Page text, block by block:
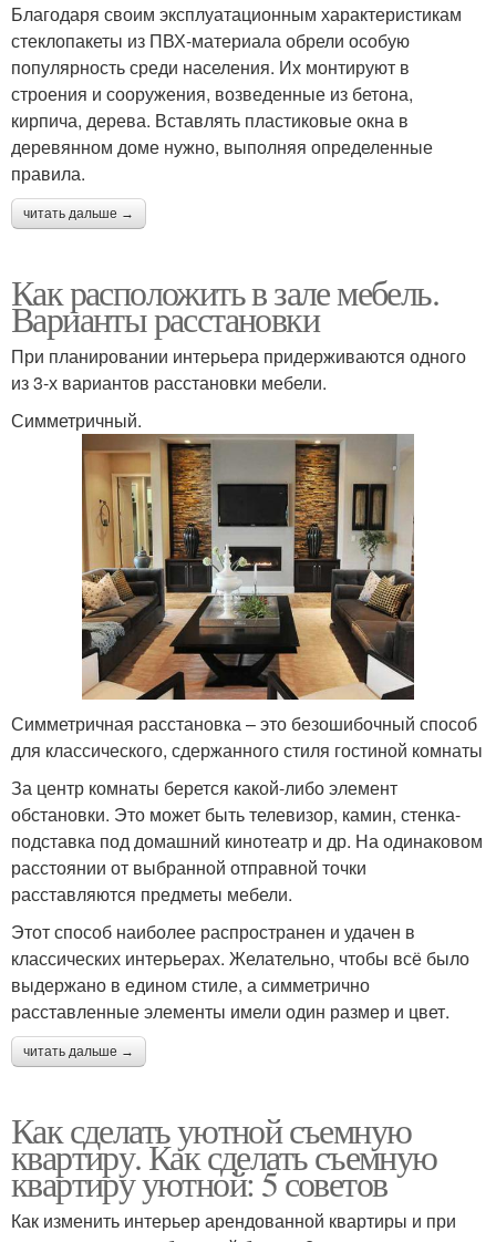
Благодаря своим эксплуатационным характеристикам
стеклопакеты из ПВХ-материала обрели особую
популярность среди населения. Их монтируют в
строения и сооружения, возведенные из бетона,
кирпича, дерева. Вставлять пластиковые окна в
деревянном доме нужно, выполняя определенные
правила.
читать дальше →
Как расположить в зале мебель.
Варианты расстановки
При планировании интерьера придерживаются одного
из 3-х вариантов расстановки мебели.
Симметричный.
Симметричная расстановка – это безошибочный способ
для классического, сдержанного стиля гостиной комнаты
За центр комнаты берется какой-либо элемент
обстановки. Это может быть телевизор, камин, стенка-
подставка под домашний кинотеатр и др. На одинаковом
расстоянии от выбранной отправной точки
расставляются предметы мебели.
Этот способ наиболее распространен и удачен в
классических интерьерах. Желательно, чтобы всё было
выдержано в едином стиле, а симметрично
расставленные элементы имели один размер и цвет.
читать дальше →
Как сделать уютной съемную
квартиру. Как сделать съемную
квартиру уютной: 5 советов
Как изменить интерьер арендованной квартиры и при